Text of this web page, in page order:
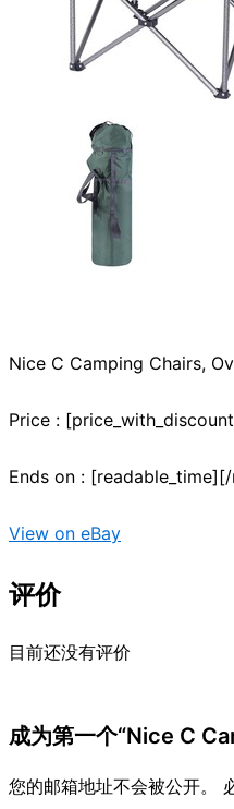
Nice C Camping Chairs,
Price :
Ends on :
View on eBay
评价
目前还没有评价
成为第一个“Nice C
您的邮箱地址不会被公开。